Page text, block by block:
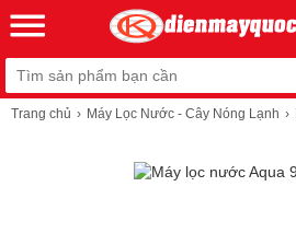
Trang chủ Máy Lọc Nước - Cây Nóng Lạnh